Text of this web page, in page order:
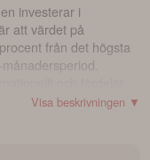
investerar i
att värdet på
från det högsta
Fonden kan
Visa beskrivningen ▼